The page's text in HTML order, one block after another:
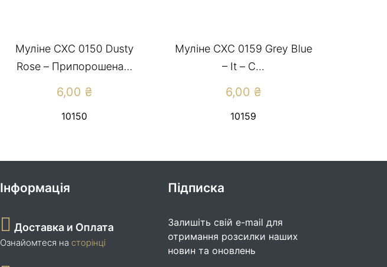
Муліне CXC 0150 Dusty
Rose – Припорошена...
6,00 ₴
10150
Муліне СХС 0159 Grey Blue
– It – С...
6,00 ₴
10159
Інформація
Доставка и Оплата
Ознайомтеся на сторінці
Підписка
Залишіть свій e-mail для
отримання розсилки наших
новин та оновлень